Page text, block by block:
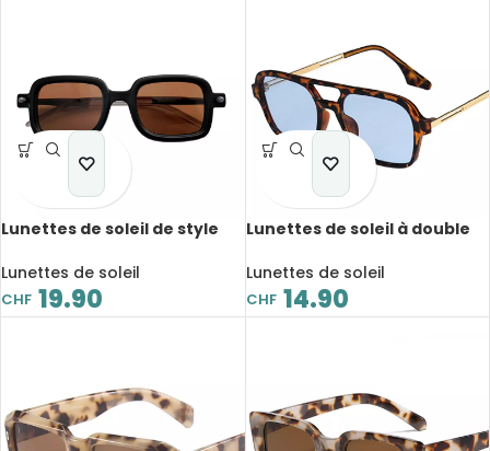
Lunettes de soleil de style
Lunettes de soleil
CHF 19.90
Lunettes de soleil à double
tendance, UV400
Lunettes de soleil
CHF 14.90